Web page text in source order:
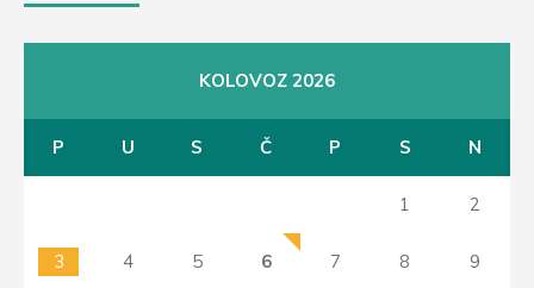
KOLOVOZ 2026
P U S Č P S N
1 2
3 4 5 6 7 8 9